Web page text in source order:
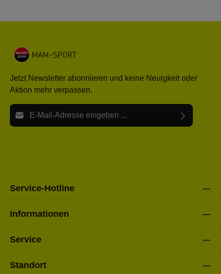
Jetzt Newsletter abonnieren und keine Neuigkeit oder
Aktion mehr verpassen.
E-Mail-Adresse*
Service-Hotline
Informationen
Service
Standort